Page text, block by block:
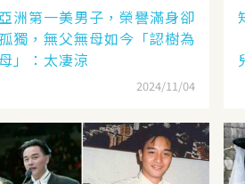
洲第一美男子，榮譽滿身卻
獨，無父無母如今「認樹為
」：太凄涼
2024/11/04